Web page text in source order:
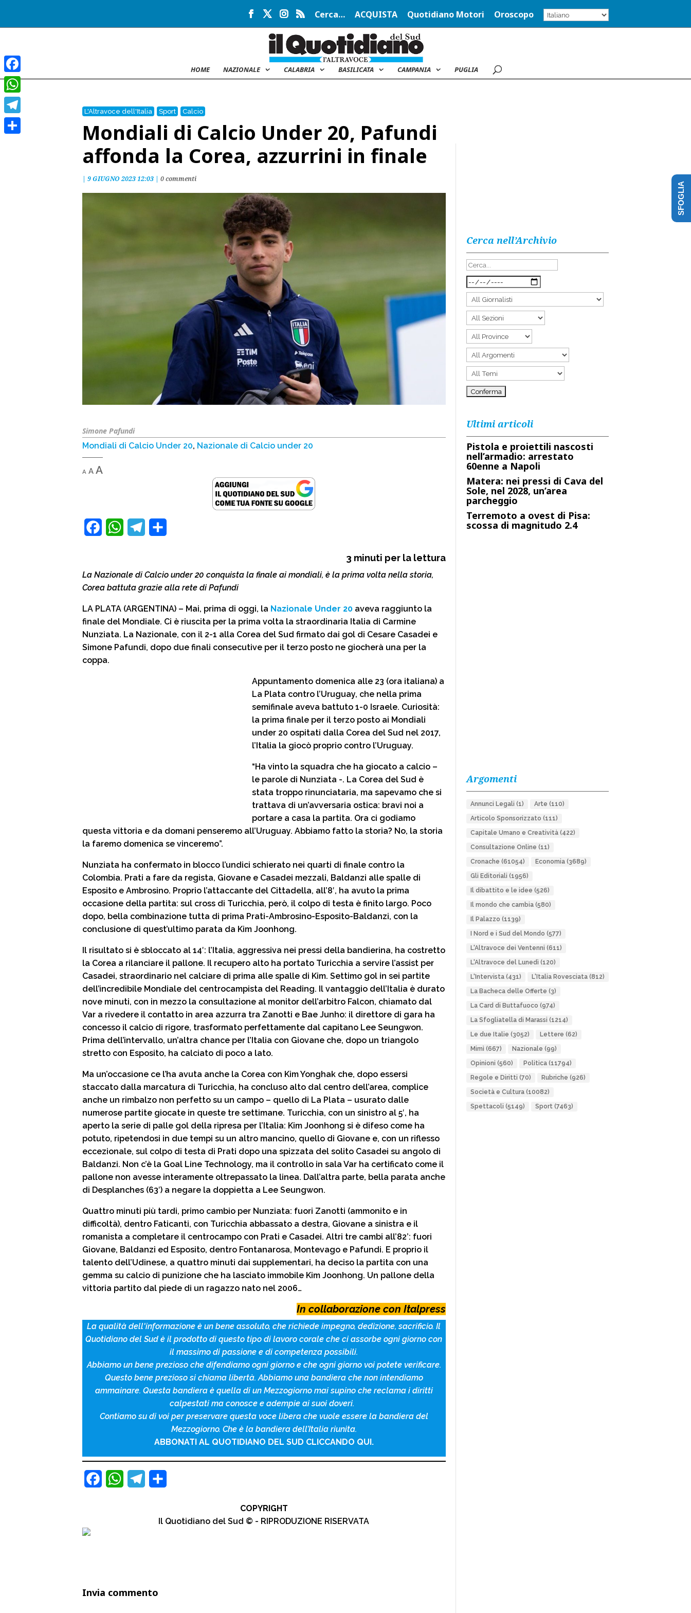
Cerca… ACQUISTA Quotidiano Motori Oroscopo
HOME NAZIONALE CALABRIA BASILICATA CAMPANIA PUGLIA
L'Altravoce dell'Italia Sport Calcio
Mondiali di Calcio Under 20, Pafundi
affonda la Corea, azzurrini in finale
| 9 GIUGNO 2023 12:03 | 0 commenti
Simone Pafundi
Mondiali di Calcio Under 20, Nazionale di Calcio under 20
A
Decrease
font
A Reset
font
AIncrease
e
o
o
k
W
t
A
p
p
e
r
a
m
d
v
i
d
3 minuti per la lettura
La Nazionale di Calcio under 20 conquista la finale ai mondiali, è la prima volta nella storia,
Corea battuta grazie alla rete di Pafundi
LA PLATA (ARGENTINA) – Mai, prima di oggi, la Nazionale Under 20 aveva raggiunto la
finale del Mondiale. Ci è riuscita per la prima volta la straordinaria Italia di Carmine
Nunziata. La Nazionale, con il 2-1 alla Corea del Sud firmato dai gol di Cesare Casadei e
Simone Pafundi, dopo due finali consecutive per il terzo posto ne giocherà una per la
coppa.
Appuntamento domenica alle 23 (ora italiana) a
La Plata contro l’Uruguay, che nella prima
semifinale aveva battuto 1-0 Israele. Curiosità:
la prima finale per il terzo posto ai Mondiali
under 20 ospitati dalla Corea del Sud nel 2017,
l’Italia la giocò proprio contro l’Uruguay.
“Ha vinto la squadra che ha giocato a calcio –
le parole di Nunziata -. La Corea del Sud è
stata troppo rinunciataria, ma sapevamo che si
trattava di un’avversaria ostica: bravi noi a
portare a casa la partita. Ora ci godiamo
questa vittoria e da domani penseremo all’Uruguay. Abbiamo fatto la storia? No, la storia
la faremo domenica se vinceremo”.
Nunziata ha confermato in blocco l’undici schierato nei quarti di finale contro la
Colombia. Prati a fare da regista, Giovane e Casadei mezzali, Baldanzi alle spalle di
Esposito e Ambrosino. Proprio l’attaccante del Cittadella, all’8′, ha avuto la prima
occasione della partita: sul cross di Turicchia, però, il colpo di testa è finito largo. Poco
dopo, bella combinazione tutta di prima Prati-Ambrosino-Esposito-Baldanzi, con la
conclusione di quest’ultimo parata da Kim Joonhong.
Il risultato si è sbloccato al 14′: l’Italia, aggressiva nei pressi della bandierina, ha costretto
la Corea a rilanciare il pallone. Il recupero alto ha portato Turicchia a servire l’assist per
Casadei, straordinario nel calciare di prima alle spalle di Kim. Settimo gol in sei partite
dell’incredibile Mondiale del centrocampista del Reading. Il vantaggio dell’Italia è durato
nove minuti, con in mezzo la consultazione al monitor dell’arbitro Falcon, chiamato dal
Var a rivedere il contatto in area azzurra tra Zanotti e Bae Junho: il direttore di gara ha
concesso il calcio di rigore, trasformato perfettamente dal capitano Lee Seungwon.
Prima dell’intervallo, un’altra chance per l’Italia con Giovane che, dopo un triangolo
stretto con Esposito, ha calciato di poco a lato.
Ma un’occasione ce l’ha avuta anche la Corea con Kim Yonghak che, dopo essersi
staccato dalla marcatura di Turicchia, ha concluso alto dal centro dell’area, complice
anche un rimbalzo non perfetto su un campo – quello di La Plata – usurato dalle
numerose partite giocate in queste tre settimane. Turicchia, con un sinistro al 5′, ha
aperto la serie di palle gol della ripresa per l’Italia: Kim Joonhong si è difeso come ha
potuto, ripetendosi in due tempi su un altro mancino, quello di Giovane e, con un riflesso
eccezionale, sul colpo di testa di Prati dopo una spizzata del solito Casadei su angolo di
Baldanzi. Non c’è la Goal Line Technology, ma il controllo in sala Var ha certificato come il
pallone non avesse interamente oltrepassato la linea. Dall’altra parte, bella parata anche
di Desplanches (63′) a negare la doppietta a Lee Seungwon.
Quattro minuti più tardi, primo cambio per Nunziata: fuori Zanotti (ammonito e in
difficoltà), dentro Faticanti, con Turicchia abbassato a destra, Giovane a sinistra e il
romanista a completare il centrocampo con Prati e Casadei. Altri tre cambi all’82’: fuori
Giovane, Baldanzi ed Esposito, dentro Fontanarosa, Montevago e Pafundi. E proprio il
talento dell’Udinese, a quattro minuti dai supplementari, ha deciso la partita con una
gemma su calcio di punizione che ha lasciato immobile Kim Joonhong. Un pallone della
vittoria partito dal piede di un ragazzo nato nel 2006…
In collaborazione con Italpress
La qualità dell'informazione è un bene assoluto, che richiede impegno, dedizione, sacrificio. Il
Quotidiano del Sud è il prodotto di questo tipo di lavoro corale che ci assorbe ogni giorno con
il massimo di passione e di competenza possibili.
Abbiamo un bene prezioso che difendiamo ogni giorno e che ogni giorno voi potete verificare.
Questo bene prezioso si chiama libertà. Abbiamo una bandiera che non intendiamo
ammainare. Questa bandiera è quella di un Mezzogiorno mai supino che reclama i diritti
calpestati ma conosce e adempie ai suoi doveri.
Contiamo su di voi per preservare questa voce libera che vuole essere la bandiera del
Mezzogiorno. Che è la bandiera dell’Italia riunita.
ABBONATI AL QUOTIDIANO DEL SUD CLICCANDO QUI.
W
COPYRIGHT
Il Quotidiano del Sud © - RIPRODUZIONE RISERVATA
Invia commento
Cerca nell’Archivio
Ultimi articoli
Pistola e proiettili nascosti
nell’armadio: arrestato
60enne a Napoli
Matera: nei pressi di Cava del
Sole, nel 2028, un’area
parcheggio
Terremoto a ovest di Pisa:
scossa di magnitudo 2.4
Argomenti
Annunci Legali (1) Arte (110)
Articolo Sponsorizzato (111)
Capitale Umano e Creatività(422)
Consultazione Online (11)
Cronache (61054) Economia(3689)
Gli Editoriali (1956)
Il dibattito e le idee (526)
Il mondo che cambia(580)
Il Palazzo (1139)
I Nord e i Sud del Mondo (577)
L'Altravoce dei Ventenni (611)
L'Altravoce del Lunedì (120)
L'Intervista(431) L'Italia Rovesciata(812)
La Bacheca delle Offerte (3)
La Card di Buttafuoco (974)
La Sfogliatella di Marassi (1214)
Le due Italie (3052) Lettere (62)
Mimì (667) Nazionale (99)
Opinioni (560) Politica(11794)
Regole e Diritti (70) Rubriche (926)
Società e Cultura(10082)
Spettacoli (5149) Sport(7463)
Facebook
WhatsApp
Telegram
SFOGLIA